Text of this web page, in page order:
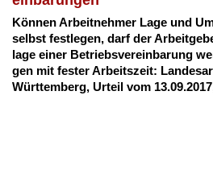
Kön­nen Ar­beit­neh­mer La­ge und
selbst fest­le­gen, darf der
la­ge ei­ner Be­triebs­ver­ein­ba­rung
gen mit fes­ter Ar­beits­zeit:
Würt­tem­berg, Ur­teil vom